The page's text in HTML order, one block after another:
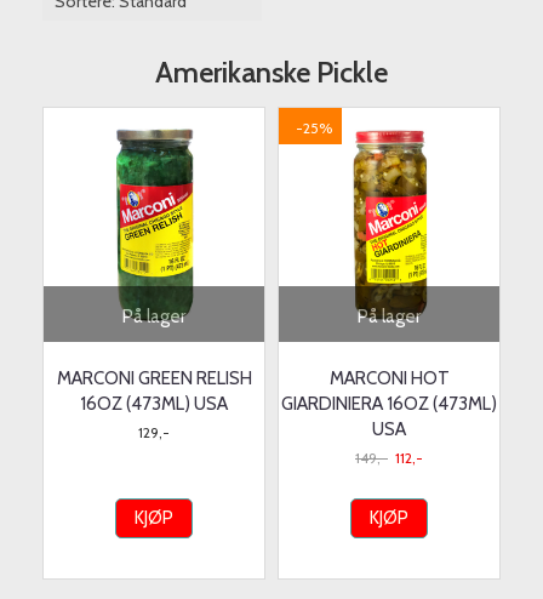
Amerikanske Pickle
På lager
MARCONI GREEN RELISH
16OZ (473ML) USA
129,-
KJØP
På lager
-25%
MARCONI HOT
GIARDINIERA 16OZ (473ML)
USA
149,- 112,-
KJØP